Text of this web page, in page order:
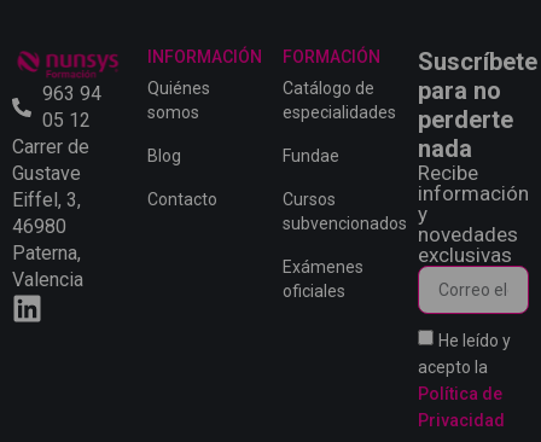
963 94
05 12
Carrer de
Gustave
Eiffel, 3,
46980
Paterna,
Valencia
INFORMACIÓN
Quiénes
somos
Blog
Contacto
FORMACIÓN
Catálogo de
especialidades
Fundae
Cursos
subvencionados
Exámenes
oficiales
Suscríbete
para no
perderte
nada
Recibe
información
y
novedades
exclusivas
He leído y
acepto la
Política de
Privacidad